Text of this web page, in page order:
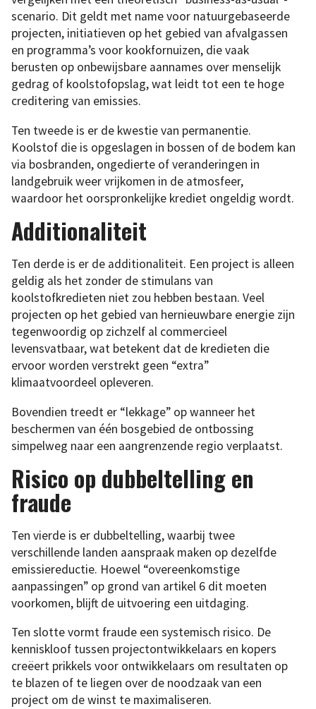
scenario. Dit geldt met name voor natuurgebaseerde
projecten, initiatieven op het gebied van afvalgassen
en programma’s voor kookfornuizen, die vaak
berusten op onbewijsbare aannames over menselijk
gedrag of koolstofopslag, wat leidt tot een te hoge
creditering van emissies.
Ten tweede is er de kwestie van permanentie.
Koolstof die is opgeslagen in bossen of de bodem kan
via bosbranden, ongedierte of veranderingen in
landgebruik weer vrijkomen in de atmosfeer,
waardoor het oorspronkelijke krediet ongeldig wordt.
Additionaliteit
Ten derde is er de additionaliteit. Een project is alleen
geldig als het zonder de stimulans van
koolstofkredieten niet zou hebben bestaan. Veel
projecten op het gebied van hernieuwbare energie zijn
tegenwoordig op zichzelf al commercieel
levensvatbaar, wat betekent dat de kredieten die
ervoor worden verstrekt geen “extra”
klimaatvoordeel opleveren.
Bovendien treedt er “lekkage” op wanneer het
beschermen van één bosgebied de ontbossing
simpelweg naar een aangrenzende regio verplaatst.
Risico op dubbeltelling en
fraude
Ten vierde is er dubbeltelling, waarbij twee
verschillende landen aanspraak maken op dezelfde
emissiereductie. Hoewel “overeenkomstige
aanpassingen” op grond van artikel 6 dit moeten
voorkomen, blijft de uitvoering een uitdaging.
Ten slotte vormt fraude een systemisch risico. De
kenniskloof tussen projectontwikkelaars en kopers
creëert prikkels voor ontwikkelaars om resultaten op
te blazen of te liegen over de noodzaak van een
project om de winst te maximaliseren.